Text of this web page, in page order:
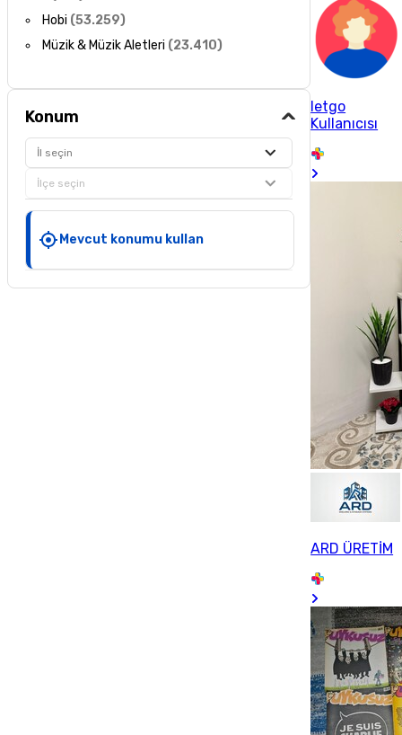
Hobi (53.259)
Müzik & Müzik Aletleri (23.410)
Konum
İl seçin
İlçe seçin
Mevcut konumu kullan
letgo
Kullanıcısı
ARD ÜRETİM